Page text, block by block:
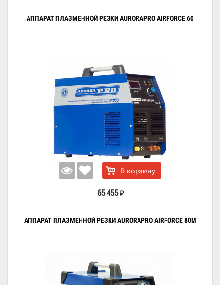
АППАРАТ ПЛАЗМЕННОЙ РЕЗКИ AURORAPRO AIRFORCE 60
В корзину
65 455 ₽
АППАРАТ ПЛАЗМЕННОЙ РЕЗКИ AURORAPRO AIRFORCE 80M